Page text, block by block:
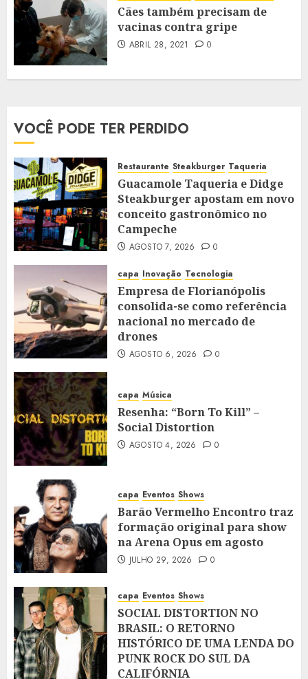
Cães também precisam de
vacinas contra gripe
ABRIL 28, 2021 0
VOCÊ PODE TER PERDIDO
Restaurante Steakburger Taqueria
Guacamole Taqueria e Didge
Steakburger apostam em novo
conceito gastronômico no
Campeche
AGOSTO 7, 2026 0
capa Inovação Tecnologia
Empresa de Florianópolis
consolida-se como referência
nacional no mercado de
drones
AGOSTO 6, 2026 0
capa Música
Resenha: “Born To Kill” –
Social Distortion
AGOSTO 4, 2026 0
capa Eventos Shows
Barão Vermelho Encontro traz
formação original para show
na Arena Opus em agosto
JULHO 29, 2026 0
capa Eventos Shows
SOCIAL DISTORTION NO
BRASIL: O RETORNO
HISTÓRICO DE UMA LENDA DO
PUNK ROCK DO SUL DA
CALIFÓRNIA